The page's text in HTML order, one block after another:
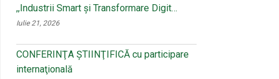
,,Industrii Smart și Transformare Digit…
Iulie 21, 2026
CONFERINŢA ŞTIINŢIFICĂ cu participare
internaţională